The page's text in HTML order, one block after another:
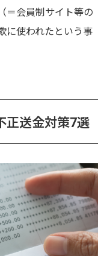
＝会員制サイト等の
に使われたという事
正送金対策7選